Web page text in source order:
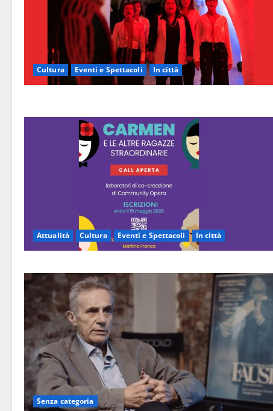
Cultura Eventi e Spettacoli In città
Attualità Cultura Eventi e Spettacoli In città
Senza categoria